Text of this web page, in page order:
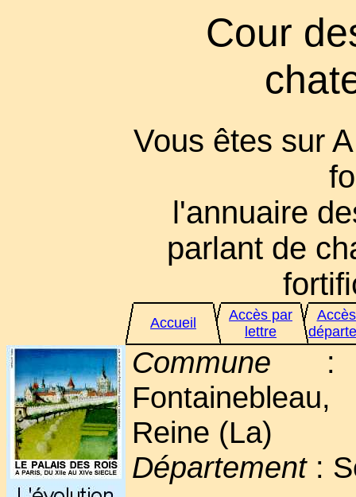
Cour
Vous êtes sur
l'annuaire
parlant de
Accueil
Accès par
lettre
Commune :
Reine (La)
Département: